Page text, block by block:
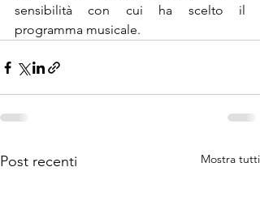
sensibilità con cui ha scelto il
programma musicale.
Post recenti Mostra tutti